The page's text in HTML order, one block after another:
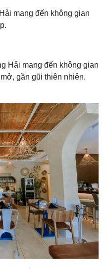
mang đến không gian
Hải mang đến không gian
gần gũi thiên nhiên.